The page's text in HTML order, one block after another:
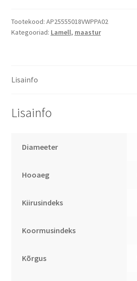
Tootekood: AP25555018VWPPA02
Kategooriad: Lamell, maastur
Lisainfo
Lisainfo
Diameeter
Hooaeg
Kiirusindeks
Koormusindeks
Kõrgus